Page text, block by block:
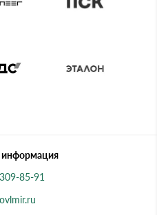
информация
85-91